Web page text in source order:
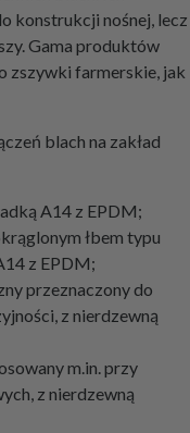
konstrukcji nośnej, lecz
Gama produktów
zszywki farmerskie, jak
blach na zakład
A14 z EPDM;
łbem typu
z EPDM;
przeznaczony do
z nierdzewną
m.in. przy
z nierdzewną